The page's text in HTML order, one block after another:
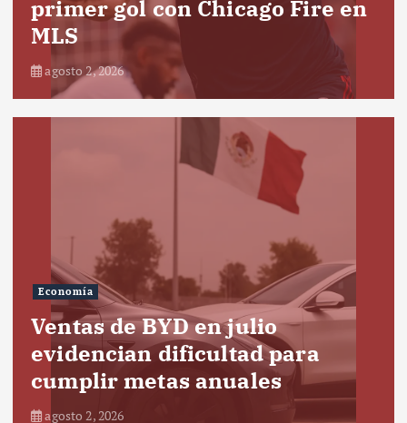
primer gol con Chicago Fire en
MLS
agosto 2, 2026
Economía
Ventas de BYD en julio
evidencian dificultad para
cumplir metas anuales
agosto 2, 2026